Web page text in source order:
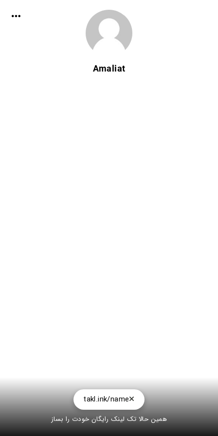
Amaliat
takl.ink/name
همین حالا تک لینک رایگان خودت را بساز